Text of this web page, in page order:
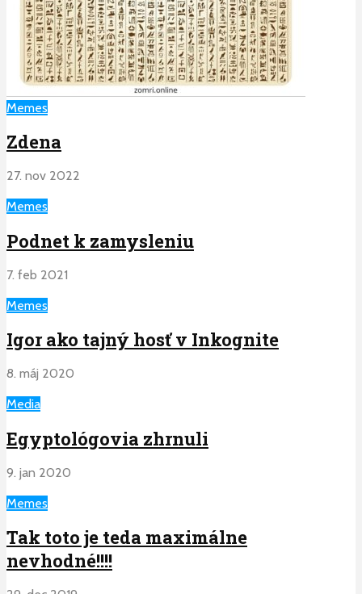
Memes
Zdena
27. nov 2022
Memes
Podnet k zamysleniu
7. feb 2021
Memes
Igor ako tajný hosť v Inkognite
8. máj 2020
Media
Egyptológovia zhrnuli
9. jan 2020
Memes
Tak toto je teda maximálne
nevhodné!!!!